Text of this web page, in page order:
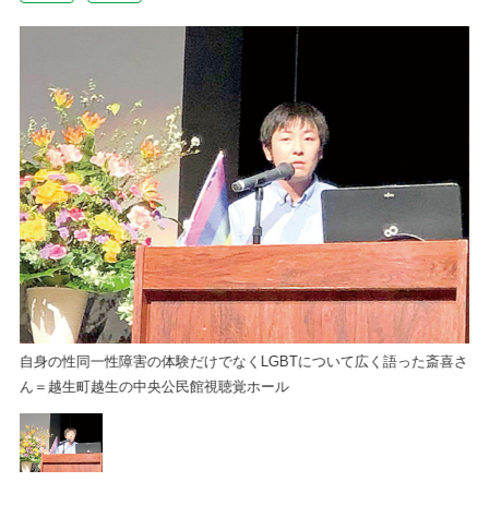
自身の性同一性障害の体験だけでなくLGBTについて広く語った斎喜さ
ん＝越生町越生の中央公民館視聴覚ホール